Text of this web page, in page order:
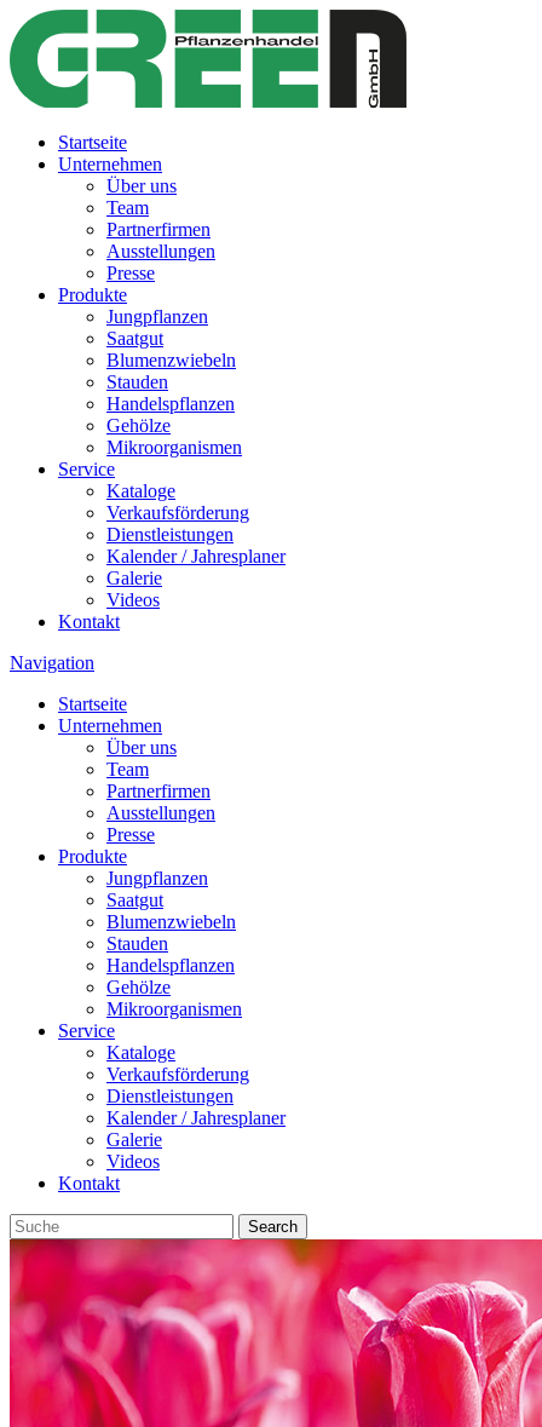
Startseite
Unternehmen
Über uns
Team
Partnerfirmen
Ausstellungen
Presse
Produkte
Jungpflanzen
Saatgut
Blumenzwiebeln
Stauden
Handelspflanzen
Gehölze
Mikroorganismen
Service
Kataloge
Verkaufsförderung
Dienstleistungen
Kalender / Jahresplaner
Galerie
Videos
Kontakt
Navigation
Startseite
Unternehmen
Über uns
Team
Partnerfirmen
Ausstellungen
Presse
Produkte
Jungpflanzen
Saatgut
Blumenzwiebeln
Stauden
Handelspflanzen
Gehölze
Mikroorganismen
Service
Kataloge
Verkaufsförderung
Dienstleistungen
Kalender / Jahresplaner
Galerie
Videos
Kontakt